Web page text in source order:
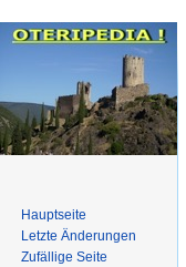
Hauptseite
Letzte Änderungen
Zufällige Seite